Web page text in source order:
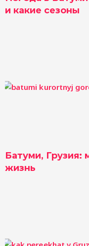
и какие сезоны
Батуми, Грузия:
жизнь